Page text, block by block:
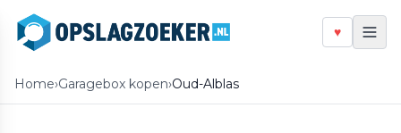
♥
Home›Garagebox kopen›Oud-Alblas